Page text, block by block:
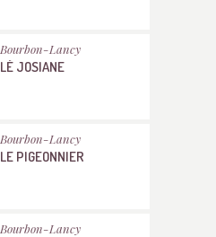
Bourbon-Lancy
LÉ JOSIANE
Bourbon-Lancy
LE PIGEONNIER
Bourbon-Lancy